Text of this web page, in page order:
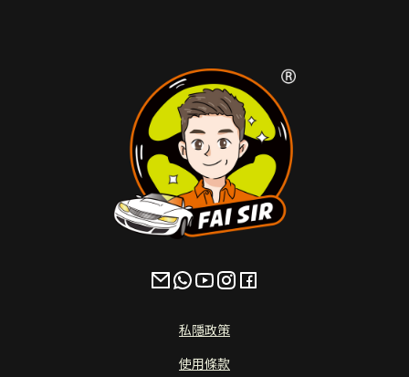
私隱政策
使用條款